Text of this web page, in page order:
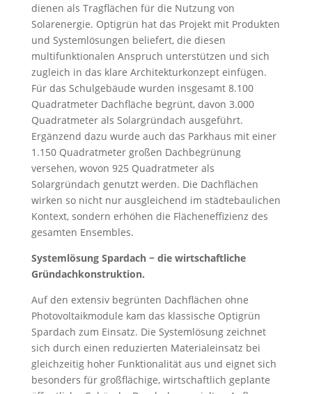
dienen als Tragflächen für die Nutzung von
Solarenergie. Optigrün hat das Projekt mit Produkten
und Systemlösungen beliefert, die diesen
multifunktionalen Anspruch unterstützen und sich
zugleich in das klare Architekturkonzept einfügen.
Für das Schulgebäude wurden insgesamt 8.100
Quadratmeter Dachfläche begrünt, davon 3.000
Quadratmeter als Solargründach ausgeführt.
Ergänzend dazu wurde auch das Parkhaus mit einer
1.150 Quadratmeter großen Dachbegrünung
versehen, wovon 925 Quadratmeter als
Solargründach genutzt werden. Die Dachflächen
wirken so nicht nur ausgleichend im städtebaulichen
Kontext, sondern erhöhen die Flächeneffizienz des
gesamten Ensembles.
Systemlösung Spardach − die wirtschaftliche
Gründachkonstruktion.
Auf den extensiv begrünten Dachflächen ohne
Photovoltaikmodule kam das klassische Optigrün
Spardach zum Einsatz. Die Systemlösung zeichnet
sich durch einen reduzierten Materialeinsatz bei
gleichzeitig hoher Funktionalität aus und eignet sich
besonders für großflächige, wirtschaftlich geplante